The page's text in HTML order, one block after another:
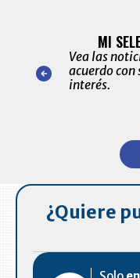
nuestro
para
MI
Vea las
acuerdo con
interés.
¿Quiere